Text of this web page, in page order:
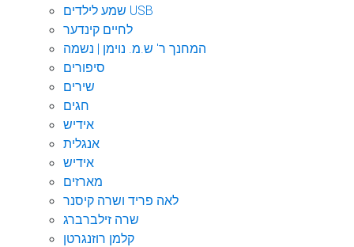
שמע לילדים USB
לחיים קינדער
המחנך ר' ש.מ. נוימן | נשמה
סיפורים
שירים
חגים
אידיש
אנגלית
אידיש
מארזים
לאה פריד ושרה קיסנר
שרה זילברברג
קלמן רוזנגרטן